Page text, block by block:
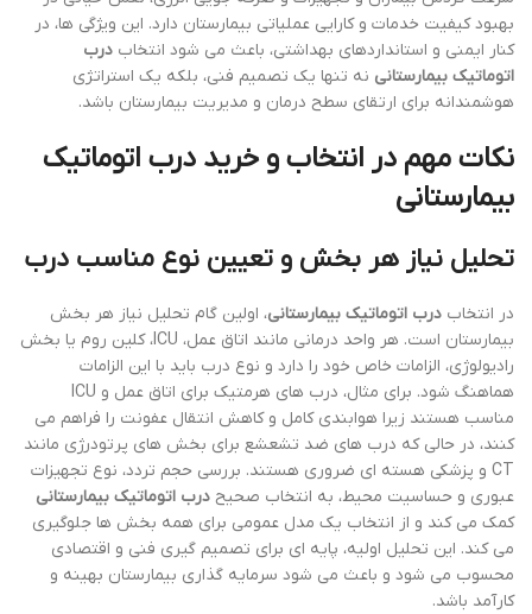
بهبود کیفیت خدمات و کارایی عملیاتی بیمارستان دارد. این ویژگی ها، در
کنار ایمنی و استانداردهای بهداشتی، باعث می شود انتخاب درب
اتوماتیک بیمارستانی نه تنها یک تصمیم فنی، بلکه یک استراتژی
هوشمندانه برای ارتقای سطح درمان و مدیریت بیمارستان باشد.
نکات مهم در انتخاب و خرید درب اتوماتیک
بیمارستانی
تحلیل نیاز هر بخش و تعیین نوع مناسب درب
در انتخاب درب اتوماتیک بیمارستانی، اولین گام تحلیل نیاز هر بخش
بیمارستان است. هر واحد درمانی مانند اتاق عمل، ICU، کلین روم یا بخش
رادیولوژی، الزامات خاص خود را دارد و نوع درب باید با این الزامات
هماهنگ شود. برای مثال، درب های هرمتیک برای اتاق عمل و ICU
مناسب هستند زیرا هوابندی کامل و کاهش انتقال عفونت را فراهم می
کنند، در حالی که درب های ضد تشعشع برای بخش های پرتودرژی مانند
CT و پزشکی هسته ای ضروری هستند. بررسی حجم تردد، نوع تجهیزات
عبوری و حساسیت محیط، به انتخاب صحیح درب اتوماتیک بیمارستانی
کمک می کند و از انتخاب یک مدل عمومی برای همه بخش ها جلوگیری
می کند. این تحلیل اولیه، پایه ای برای تصمیم گیری فنی و اقتصادی
محسوب می شود و باعث می شود سرمایه گذاری بیمارستان بهینه و
کارآمد باشد.